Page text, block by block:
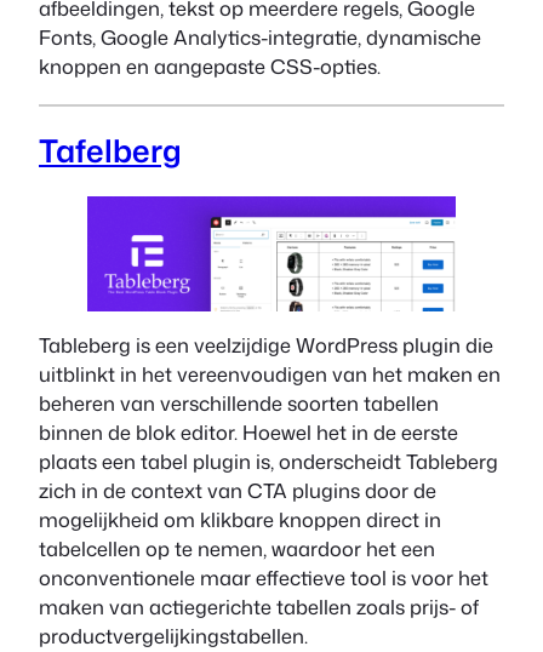
afbeeldingen, tekst op meerdere regels, Google
Fonts, Google Analytics-integratie, dynamische
knoppen en aangepaste CSS-opties.
Tafelberg
Tableberg is een veelzijdige WordPress plugin die
uitblinkt in het vereenvoudigen van het maken en
beheren van verschillende soorten tabellen
binnen de blok editor. Hoewel het in de eerste
plaats een tabel plugin is, onderscheidt Tableberg
zich in de context van CTA plugins door de
mogelijkheid om klikbare knoppen direct in
tabelcellen op te nemen, waardoor het een
onconventionele maar effectieve tool is voor het
maken van actiegerichte tabellen zoals prijs- of
productvergelijkingstabellen.